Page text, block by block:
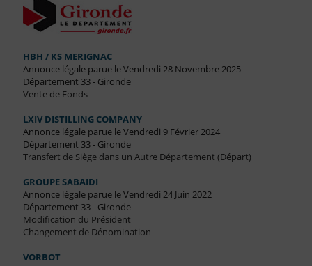
HBH / KS MERIGNAC
Annonce légale parue le Vendredi 28 Novembre 2025
Département 33 - Gironde
Vente de Fonds
LXIV DISTILLING COMPANY
Annonce légale parue le Vendredi 9 Février 2024
Département 33 - Gironde
Transfert de Siège dans un Autre Département (Départ)
GROUPE SABAIDI
Annonce légale parue le Vendredi 24 Juin 2022
Département 33 - Gironde
Modification du Président
Changement de Dénomination
VORBOT